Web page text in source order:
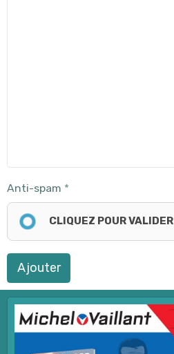
Anti-spam
CLIQUEZ POUR VALIDER
Ajouter